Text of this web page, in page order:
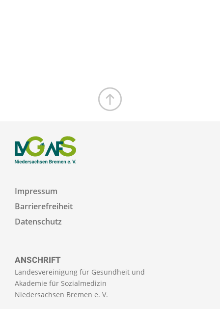
ANSCHRIFT
Landesvereinigung für Gesundheit und
Akademie für Sozialmedizin
Niedersachsen Bremen e. V.
Impressum
Barrierefreiheit
Datenschutz